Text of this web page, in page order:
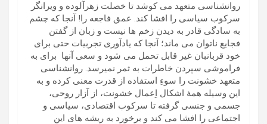
روانشناسی متعهد می کوشد تا خصلت زهرآلوده و ویرانگر
سرکوب سیاسی را افشا کند. عمق فاجعه را! آنجا که چشم
به سادگی قادر به دیدن زخم ها نیست و زبان از گفتن
فجایع ناتوان می ماند؛ آنجا که یادآوری تجربیات حتی برای
خود قربانبان غیر قابل تحمل می شود و سعی آنها برای به
فراموشی سپردن خاطرات به ثمر نمیرسد. روانشناسی
متعهد خشونت را سوءِ استفاده از قدرت معنی کرده و به
این وسیله همۀ اشکال اِعمال خشونت، از آزار روحی،
جسمی و جنسی گرفته تا سرکوب اقتصادی، سیاسی و
اجتماعی را افشا می کند و برخورد به ریشه های این